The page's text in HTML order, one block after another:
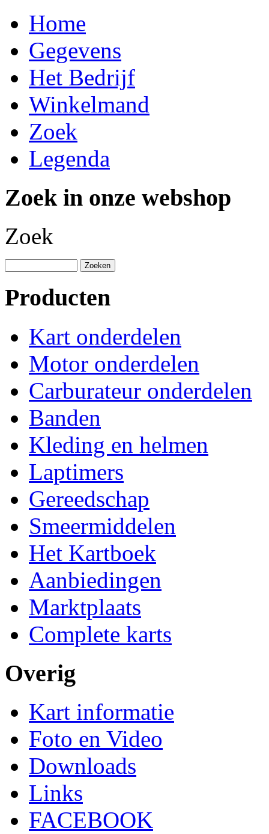
Home
Gegevens
Het Bedrijf
Winkelmand
Zoek
Legenda
Zoek in onze webshop
Zoek
Producten
Kart onderdelen
Motor onderdelen
Carburateur onderdelen
Banden
Kleding en helmen
Laptimers
Gereedschap
Smeermiddelen
Het Kartboek
Aanbiedingen
Marktplaats
Complete karts
Overig
Kart informatie
Foto en Video
Downloads
Links
FACEBOOK